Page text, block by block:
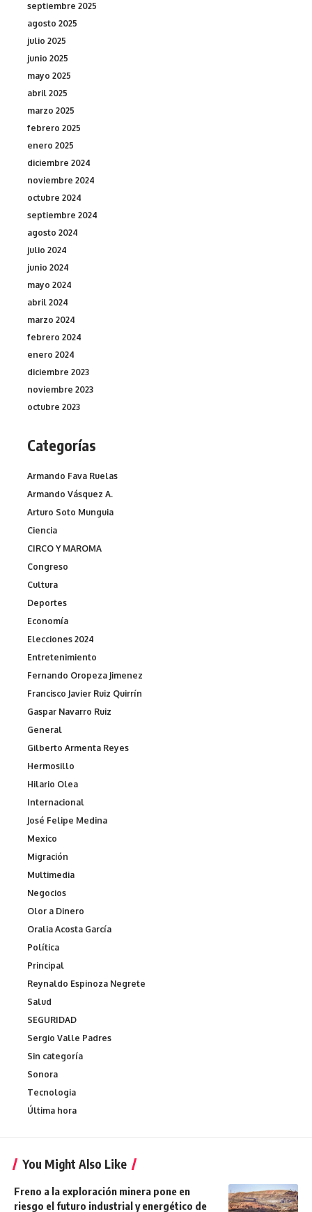
septiembre 2025
agosto 2025
julio 2025
junio 2025
mayo 2025
abril 2025
marzo 2025
febrero 2025
enero 2025
diciembre 2024
noviembre 2024
octubre 2024
septiembre 2024
agosto 2024
julio 2024
junio 2024
mayo 2024
abril 2024
marzo 2024
febrero 2024
enero 2024
diciembre 2023
noviembre 2023
octubre 2023
Categorías
Armando Fava Ruelas
Armando Vásquez A.
Arturo Soto Munguia
Ciencia
CIRCO Y MAROMA
Congreso
Cultura
Deportes
Economía
Elecciones 2024
Entretenimiento
Fernando Oropeza Jimenez
Francisco Javier Ruiz Quirrín
Gaspar Navarro Ruiz
General
Gilberto Armenta Reyes
Hermosillo
Hilario Olea
Internacional
José Felipe Medina
Mexico
Migración
Multimedia
Negocios
Olor a Dinero
Oralia Acosta García
Política
Principal
Reynaldo Espinoza Negrete
Salud
SEGURIDAD
Sergio Valle Padres
Sin categoría
Sonora
Tecnologia
Última hora
You Might Also Like
Freno a la exploración minera pone en
riesgo el futuro industrial y energético de